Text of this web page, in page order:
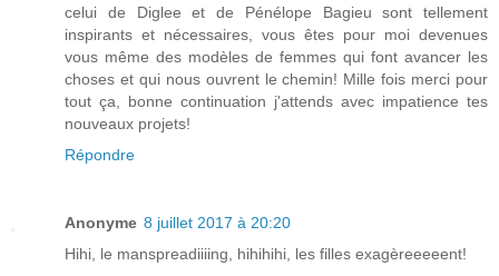
celui de Diglee et de Pénélope Bagieu sont tellement
inspirants et nécessaires, vous êtes pour moi devenues
vous même des modèles de femmes qui font avancer les
choses et qui nous ouvrent le chemin! Mille fois merci pour
tout ça, bonne continuation j'attends avec impatience tes
nouveaux projets!
Répondre
Anonyme 8 juillet 2017 à 20:20
Hihi, le manspreadiiiing, hihihihi, les filles exagèreeeeent!